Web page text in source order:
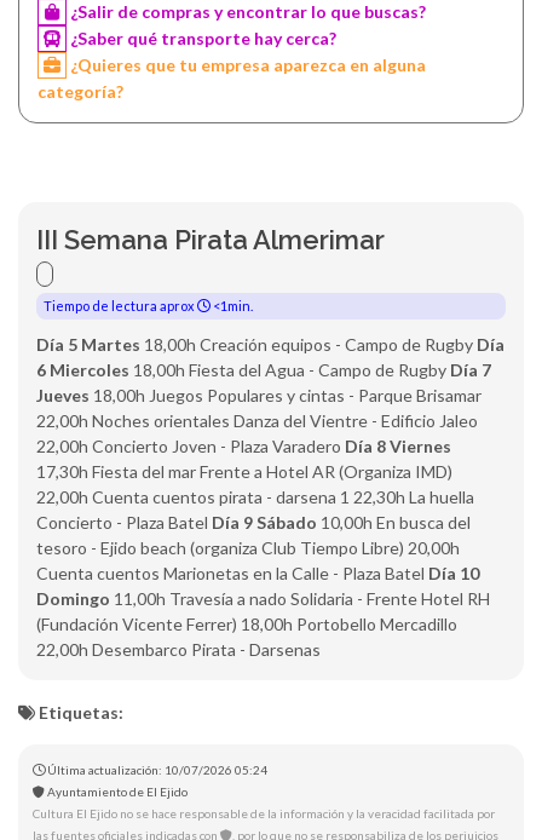
¿Salir de compras y encontrar lo que buscas?
¿Saber qué transporte hay cerca?
¿Quieres que tu empresa aparezca en alguna
categoría?
III Semana Pirata Almerimar
Tiempo de lectura aprox <1min.
Día 5 Martes 18,00h Creación equipos - Campo de Rugby Día
6 Miercoles 18,00h Fiesta del Agua - Campo de Rugby Día 7
Jueves 18,00h Juegos Populares y cintas - Parque Brisamar
22,00h Noches orientales Danza del Vientre - Edificio Jaleo
22,00h Concierto Joven - Plaza Varadero Día 8 Viernes
17,30h Fiesta del mar Frente a Hotel AR (Organiza IMD)
22,00h Cuenta cuentos pirata - darsena 1 22,30h La huella
Concierto - Plaza Batel Día 9 Sábado 10,00h En busca del
tesoro - Ejido beach (organiza Club Tiempo Libre) 20,00h
Cuenta cuentos Marionetas en la Calle - Plaza Batel Día 10
Domingo 11,00h Travesía a nado Solidaria - Frente Hotel RH
(Fundación Vicente Ferrer) 18,00h Portobello Mercadillo
22,00h Desembarco Pirata - Darsenas
Etiquetas:
Última actualización: 10/07/2026 05:24
Ayuntamiento de El Ejido
Cultura El Ejido no se hace responsable de la información y la veracidad facilitada por
las fuentes oficiales indicadas con
, por lo que no se responsabiliza de los perjuicios